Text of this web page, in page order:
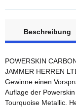
Beschreibung
POWERSKIN
JAMMER HERREN
Gewinne einen
Auflage der
Tourquoise Metallic.